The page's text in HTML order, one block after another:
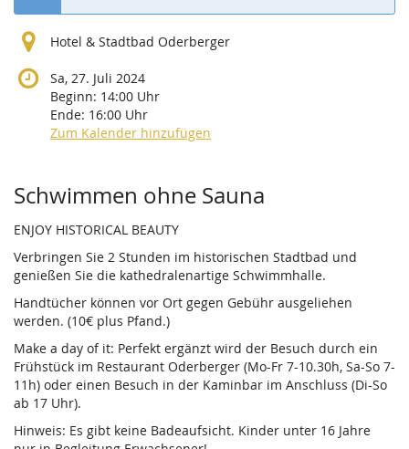
Hotel & Stadtbad Oderberger
Sa, 27. Juli 2024
Beginn: 14:00 Uhr
Ende: 16:00 Uhr
Zum Kalender hinzufügen
Produkte
Schwimmen ohne Sauna
ENJOY HISTORICAL BEAUTY
Verbringen Sie 2 Stunden im historischen Stadtbad und
genießen Sie die kathedralenartige Schwimmhalle.
Handtücher können vor Ort gegen Gebühr ausgeliehen
werden. (10€ plus Pfand.)
Make a day of it: Perfekt ergänzt wird der Besuch durch ein
Frühstück im Restaurant Oderberger (Mo-Fr 7-10.30h, Sa-So 7-
11h) oder einen Besuch in der Kaminbar im Anschluss (Di-So
ab 17 Uhr).
Hinweis: Es gibt keine Badeaufsicht. Kinder unter 16 Jahre